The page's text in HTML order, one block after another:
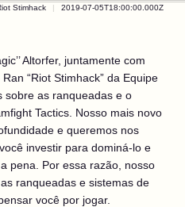
Stimhack 2019-07-05T18:00:00.000Z
Altorfer, juntamente com
Ran “Riot Stimhack” da Equipe
sobre as ranqueadas e o
Tactics. Nosso mais novo
e queremos nos
investir para dominá-lo e
pena. Por essa razão, nosso
ranqueadas e sistemas de
você por jogar.